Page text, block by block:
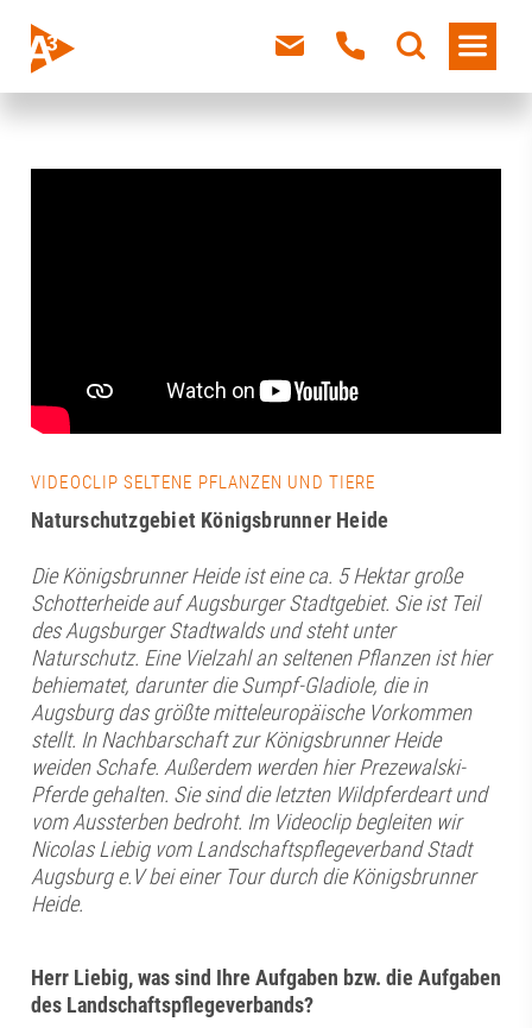
VIDEOCLIP SELTENE PFLANZEN UND TIERE
Naturschutzgebiet Königsbrunner Heide
Die Königsbrunner Heide ist eine ca. 5 Hektar große
Schotterheide auf Augsburger Stadtgebiet. Sie ist Teil
des Augsburger Stadtwalds und steht unter
Naturschutz. Eine Vielzahl an seltenen Pflanzen ist hier
behiematet, darunter die Sumpf-Gladiole, die in
Augsburg das größte mitteleuropäische Vorkommen
stellt. In Nachbarschaft zur Königsbrunner Heide
weiden Schafe. Außerdem werden hier Prezewalski-
Pferde gehalten. Sie sind die letzten Wildpferdeart und
vom Aussterben bedroht. Im Videoclip begleiten wir
Nicolas Liebig vom Landschaftspflegeverband Stadt
Augsburg e.V bei einer Tour durch die Königsbrunner
Heide.
Herr Liebig, was sind Ihre Aufgaben bzw. die Aufgaben
des Landschaftspflegeverbands?